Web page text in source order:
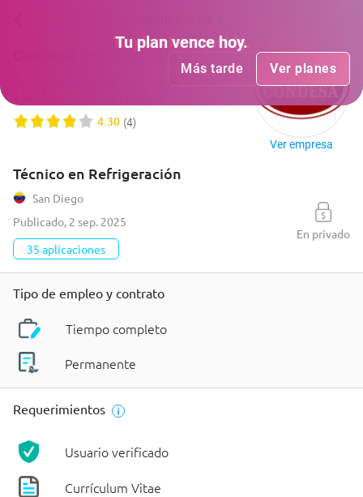
Tu plan ha vencido.
Más tarde Ver planes
Tu plan vence hoy.
Más tarde Ver planes
Condesa de Venezuela
4.30 (4)
Ver empresa
Técnico en Refrigeración
San Diego
Publicado, 2 sep. 2025
35 aplicaciones
En privado
Tipo de empleo y contrato
Tiempo completo
Permanente
Requerimientos
Usuario verificado
Currículum Vitae